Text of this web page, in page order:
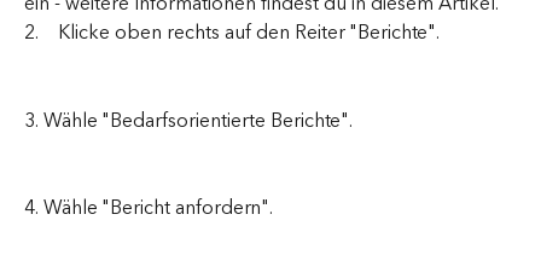
2.    Klicke oben rechts auf den Reiter "Berichte".
3. Wähle "Bedarfsorientierte Berichte".
4. Wähle "Bericht anfordern".